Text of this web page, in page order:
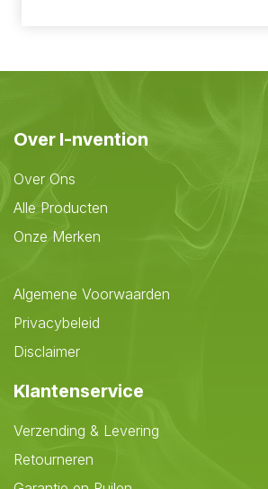
Over I-nvention
Over Ons
Alle Producten
Onze Merken
Algemene Voorwaarden
Privacybeleid
Disclaimer
Klantenservice
Verzending & Levering
Retourneren